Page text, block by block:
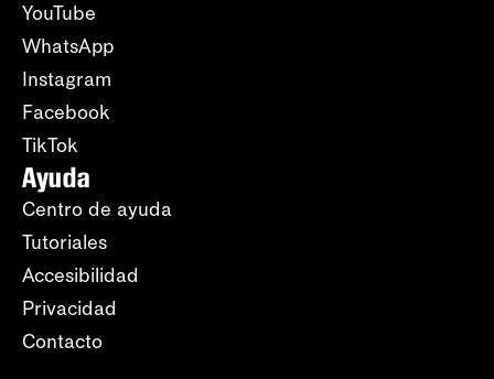
YouTube
WhatsApp
Instagram
Facebook
TikTok
Ayuda
Centro de ayuda
Tutoriales
Accesibilidad
Privacidad
Contacto